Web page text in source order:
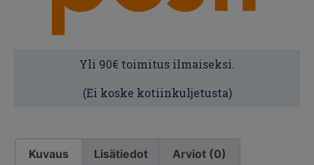
Yli 90€ toimitus ilmaiseksi.
(Ei koske kotiinkuljetusta)
Kuvaus Lisätiedot Arviot (0)